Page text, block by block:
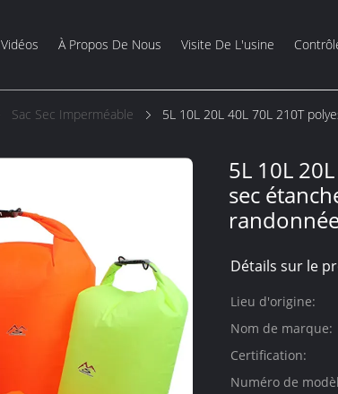
Vidéos À Propos De Nous Visite De L'usine
Sac Sec Imperméable 5L 10L 20L 40L 70L 210T
5L 10L
sec
Détails sur le
Lieu d'origine:
Nom de marque:
Certification:
Numéro de